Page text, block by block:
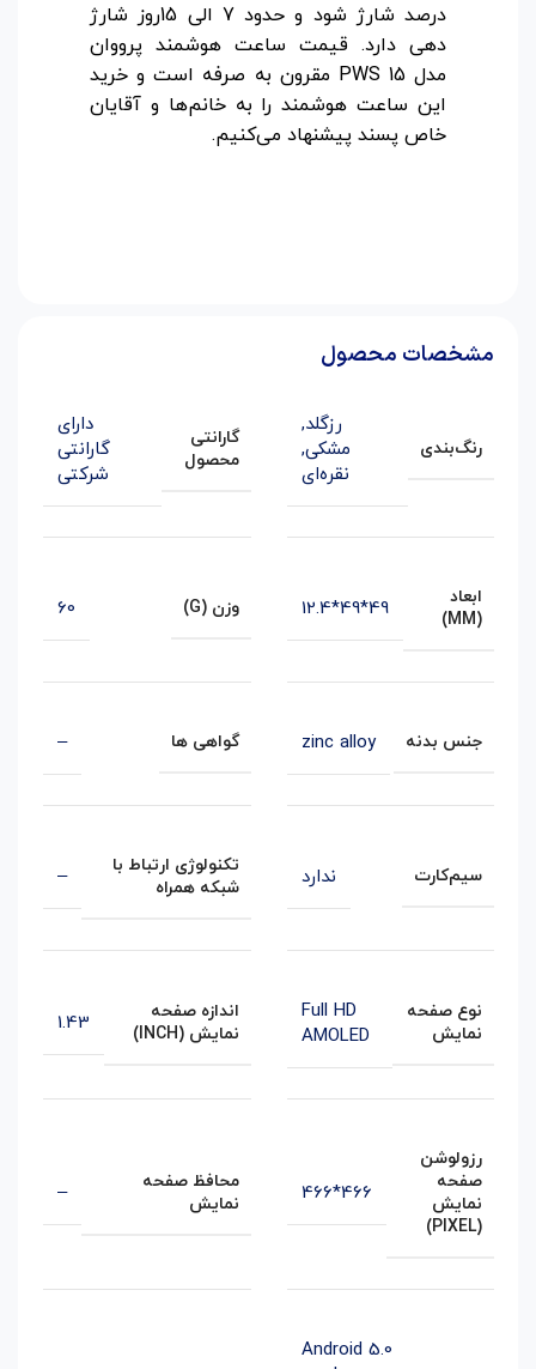
درصد شارژ شود و حدود 7 الی 15روز شارژ
دهی دارد. قیمت ساعت هوشمند پرووان
مدل PWS 15 مقرون به صرفه است و خرید
این ساعت هوشمند را به خانم‌ها و ‌آقایان
خاص پسند پیشنهاد می‌کنیم.
مشخصات محصول
رنگ‌بندی
رزگلد,
مشکی,
نقره‌ای
گارانتی
محصول
دارای
گارانتی
شرکتی
ابعاد
(MM)
49*49*12.4 وزن (G) 60
جنس بدنه zinc alloy گواهی ها –
سیم‌کارت ندارد
تکنولوژی ارتباط با
شبکه همراه
–
نوع صفحه
نمایش
Full HD
AMOLED
اندازه صفحه
نمایش (INCH)
1.43
رزولوشن
صفحه
نمایش
(PIXEL)
466*466
محافظ صفحه
نمایش
–
Android 5.0